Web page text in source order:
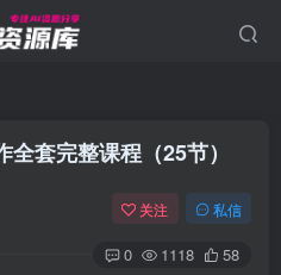
套完整课程（25节）
关注 私信
0 1118 58